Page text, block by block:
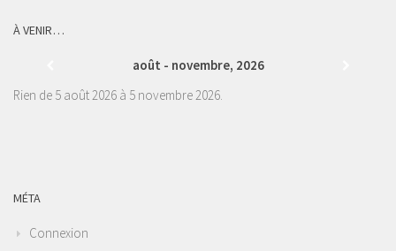
À VENIR…
août - novembre, 2026
Rien de 5 août 2026 à 5 novembre 2026.
MÉTA
Connexion